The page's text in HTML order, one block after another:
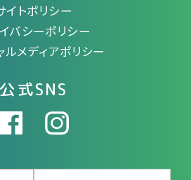
イトポリシー
バシーポリシー
ルメディアポリシー
公式SNS